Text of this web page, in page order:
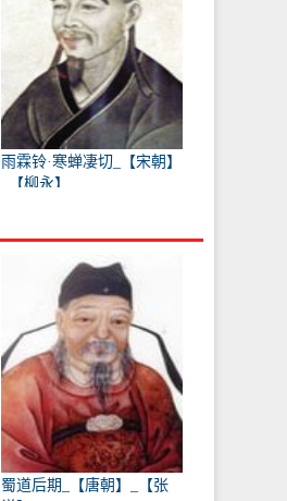
雨霖铃·寒蝉凄切_【宋朝】
_【柳永】
蜀道后期_【唐朝】_【张